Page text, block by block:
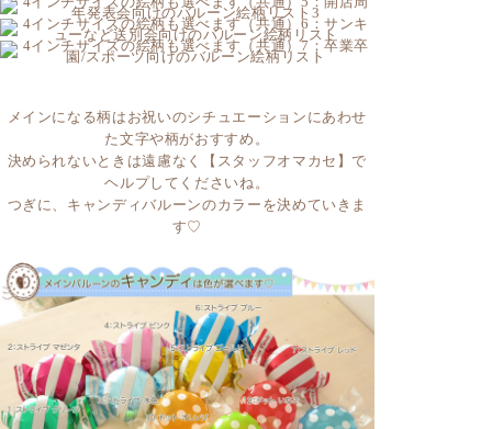
メインになる柄はお祝いのシチュエーションにあわせ
た文字や柄がおすすめ。
決められないときは遠慮なく【スタッフオマカセ】で
ヘルプしてくださいね。
つぎに、キャンディバルーンのカラーを決めていきま
す♡